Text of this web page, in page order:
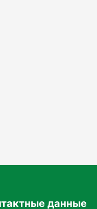
подкормки в период
данные